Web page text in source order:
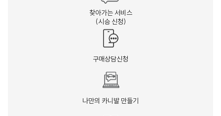
찾아가는 서비스
(시승 신청)
구매상담신청
나만의 카니발 만들기